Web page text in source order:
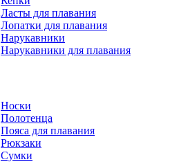
Ласты для плавания
Лопатки для плавания
Нарукавники
Нарукавники для плавания
Носки
Полотенца
Пояса для плавания
Рюкзаки
Сумки